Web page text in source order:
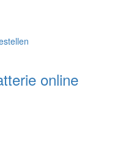
online